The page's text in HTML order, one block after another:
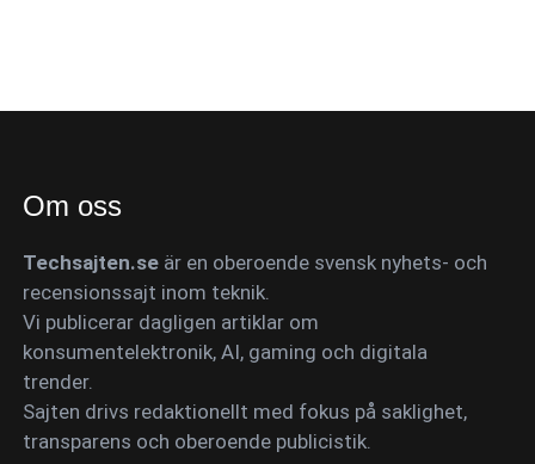
Om oss
Techsajten.se är en oberoende svensk nyhets- och
recensionssajt inom teknik.
Vi publicerar dagligen artiklar om
konsumentelektronik, AI, gaming och digitala
trender.
Sajten drivs redaktionellt med fokus på saklighet,
transparens och oberoende publicistik.